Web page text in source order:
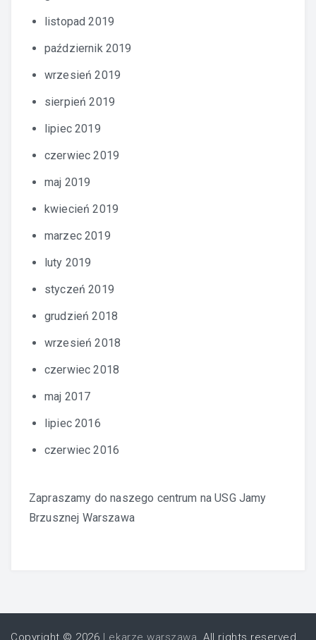
listopad 2019
październik 2019
wrzesień 2019
sierpień 2019
lipiec 2019
czerwiec 2019
maj 2019
kwiecień 2019
marzec 2019
luty 2019
styczeń 2019
grudzień 2018
wrzesień 2018
czerwiec 2018
maj 2017
lipiec 2016
czerwiec 2016
Zapraszamy do naszego centrum naUSG Jamy
Brzusznej Warszawa
Copyright © 2026 Lekarze warszawa . All rights reserved.